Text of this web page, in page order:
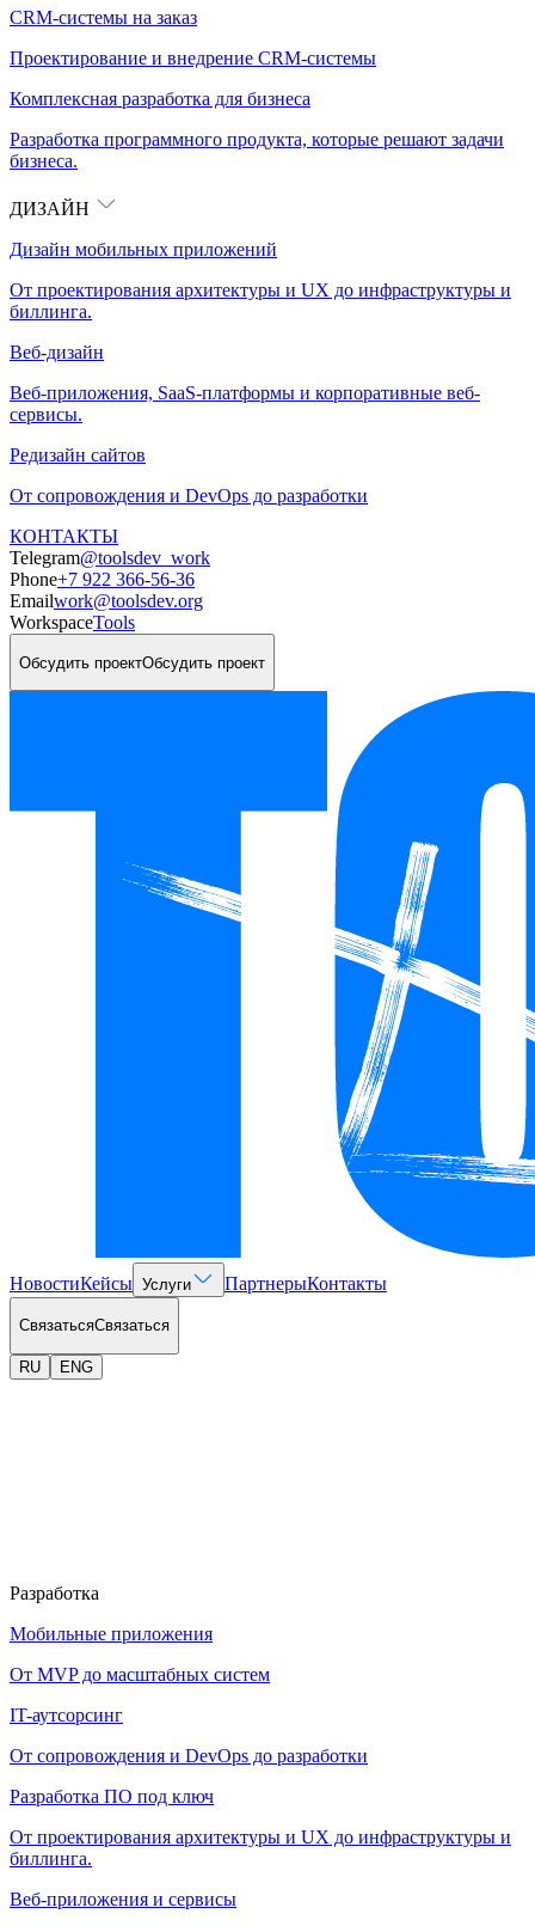
CRM-системы на заказ
Проектирование и внедрение CRM-системы
Комплексная разработка для бизнеса
Разработка программного продукта, которые решают задачи
бизнеса.
ДИЗАЙН
Дизайн мобильных приложений
От проектирования архитектуры и UX до инфраструктуры и
биллинга.
Веб-дизайн
Веб-приложения, SaaS-платформы и корпоративные веб-
сервисы.
Редизайн сайтов
От сопровождения и DevOps до разработки
КОНТАКТЫ
Telegram@toolsdev_work
Phone+7 922 366-56-36
Emailwork@toolsdev.org
WorkspaceTools
Обсудить проектОбсудить проект
НовостиКейсы Услуги ПартнерыКонтакты
СвязатьсяСвязаться
RU ENG
Разработка
Мобильные приложения
От MVP до масштабных систем
IT-аутсорсинг
От сопровождения и DevOps до разработки
Разработка ПО под ключ
От проектирования архитектуры и UX до инфраструктуры и
биллинга.
Веб-приложения и сервисы